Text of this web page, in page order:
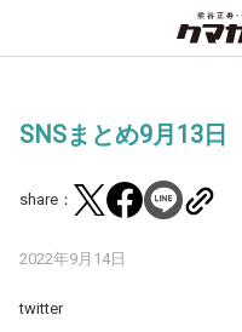
SNSまとめ9月13日
share：
2022年9月14日
twitter